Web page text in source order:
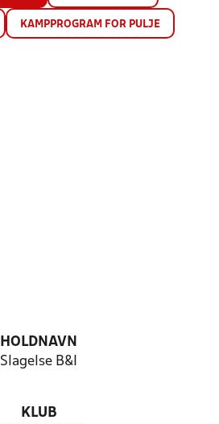
KAMPPROGRAM FOR PULJE
HOLDNAVN
Slagelse B&I
KLUB